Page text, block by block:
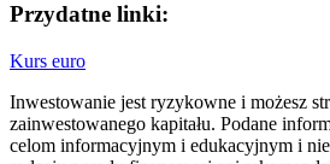
Przydatne linki:
Kurs euro
Inwestowanie jest ryzykowne i możesz
zainwestowanego kapitału. Podane
celom informacyjnym i edukacyjnym i